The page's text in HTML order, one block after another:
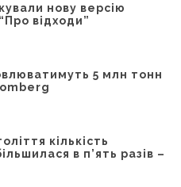
нову версію
відходи”
5 млн тонн
кількість
в п’ять разів –